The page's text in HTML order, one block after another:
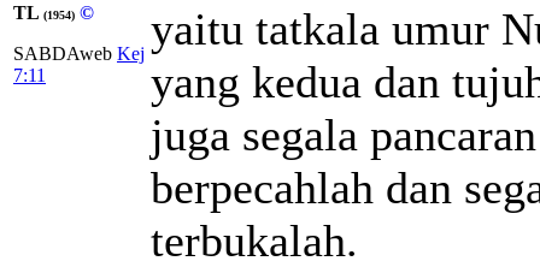
TL (1954) ©
SABDAweb Kej
7:11
yaitu tatkala umur
yang kedua dan
juga segala
berpecahlah dan
terbukalah.